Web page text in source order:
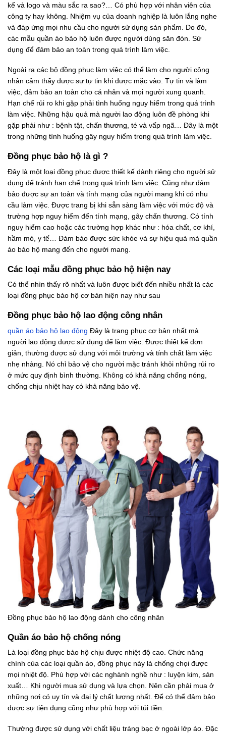
kế và logo và màu sắc ra sao?… Có phù hợp với nhân viên của
công ty hay không. Nhiệm vụ của doanh nghiệp là luôn lắng nghe
và đáp ứng mọi nhu cầu cho người sử dụng sản phẩm. Do đó,
các mẫu quần áo bảo hộ luôn được người dùng săn đón. Sử
dụng để đảm bảo an toàn trong quá trình làm việc.
Ngoài ra các bộ đồng phục làm việc có thể làm cho người công
nhân cảm thấy được sự tự tin khi được mặc vào. Tự tin và làm
việc, đảm bảo an toàn cho cá nhân và mọi người xung quanh.
Hạn chế rủi ro khi gặp phải tình huống nguy hiểm trong quá trình
làm việc. Những hậu quả mà người lao động luôn đề phòng khi
gặp phải như : bệnh tật, chấn thương, té và vấp ngã… Đây là một
trong những tình huống gây nguy hiểm trong quá trình làm việc.
Đồng phục bảo hộ là gì ?
Đây là một loại đồng phục được thiết kế dành riêng cho người sử
dụng để tránh hạn chế trong quá trình làm việc. Cũng như đảm
bảo được sự an toàn và tính mạng của người mang khi có nhu
cầu làm việc. Được trang bị khi sẳn sàng làm việc với mức độ và
trường hợp nguy hiểm đến tính mạng, gây chấn thương. Có tính
nguy hiểm cao hoặc các trường hợp khác như : hóa chất, cơ khí,
hầm mỏ, y tế… Đảm bảo được sức khỏe và sự hiệu quả mà quần
áo bảo hộ mang đến cho người mang.
Các loại mẫu đồng phục bảo hộ hiện nay
Có thể nhìn thấy rõ nhất và luôn được biết đến nhiều nhất là các
loại đồng phục bảo hộ cơ bản hiện nay như sau
Đồng phục bảo hộ lao động công nhân
quần áo bảo hộ lao động Đây là trang phục cơ bản nhất mà
người lao động được sử dụng để làm việc. Được thiết kế đơn
giản, thường được sử dụng với môi trường và tính chất làm việc
nhẹ nhàng. Nó chỉ bảo vệ cho người mặc tránh khỏi những rủi ro
ở mức quy định bình thường. Không có khả năng chống nóng,
chống chịu nhiệt hay có khả năng bảo vệ.
Đồng phục bảo hộ lao động dành cho công nhân
Quần áo bảo hộ chống nóng
Là loại đồng phục bảo hộ chịu được nhiệt độ cao. Chức năng
chính của các loại quần áo, đồng phục này là chống chọi được
mọi nhiệt độ. Phù hợp với các nghành nghề như : luyện kim, sản
xuất… Khi người mua sử dụng và lựa chọn. Nên cần phải mua ở
những nơi có uy tín và đại lý chất lượng nhất. Để có thể đảm bảo
được sự tiện dụng cũng như phù hợp với túi tiền.
Thường được sử dụng với chất liệu tráng bạc ở ngoài lớp áo. Đặc